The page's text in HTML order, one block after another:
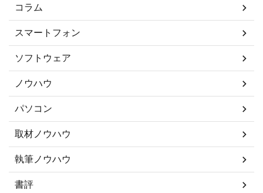
コラム
スマートフォン
ソフトウェア
ノウハウ
パソコン
取材ノウハウ
執筆ノウハウ
書評